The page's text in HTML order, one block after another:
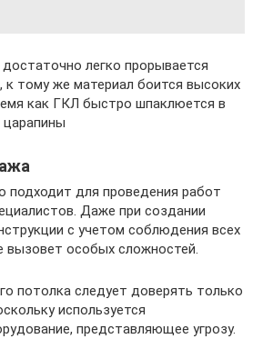
легко прорывается
тому же материал боится высоких
как ГКЛ быстро шпаклюется в
царапины
подходит для проведения работ
Даже при создании
с учетом соблюдения всех
вызовет особых сложностей.
потолка следует доверять только
используется
представляющее угрозу.